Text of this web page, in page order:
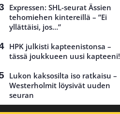
Expressen: SHL-seurat Ässien
tehomiehen kintereillä – ”Ei
yllättäisi, jos…”
HPK julkisti kapteenistonsa –
tässä joukkueen uusi kapteeni!
Lukon kaksosilta iso ratkaisu –
Westerholmit löysivät uuden
seuran